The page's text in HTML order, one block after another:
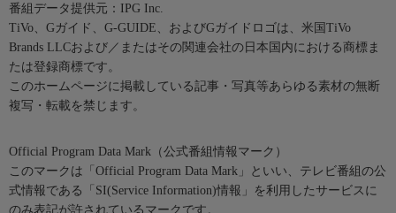
番組データ提供元：IPG Inc.
TiVo、Gガイド、G-GUIDE、およびGガイドロゴは、米国TiVo
Brands LLCおよび／またはその関連会社の日本国内における商標ま
たは登録商標です。
このホームページに掲載している記事・写真等あらゆる素材の無断
複写・転載を禁じます。
Official Program Data Mark（公式番組情報マーク）
このマークは「Official Program Data Mark」といい、テレビ番組の公
式情報である「SI(Service Information)情報」を利用したサービスに
のみ表記が許されているマークです。